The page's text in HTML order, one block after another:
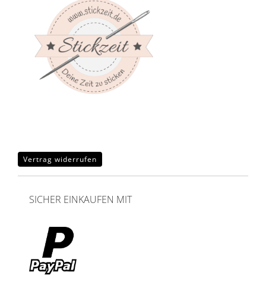
Vertrag widerrufen
SICHER EINKAUFEN MIT